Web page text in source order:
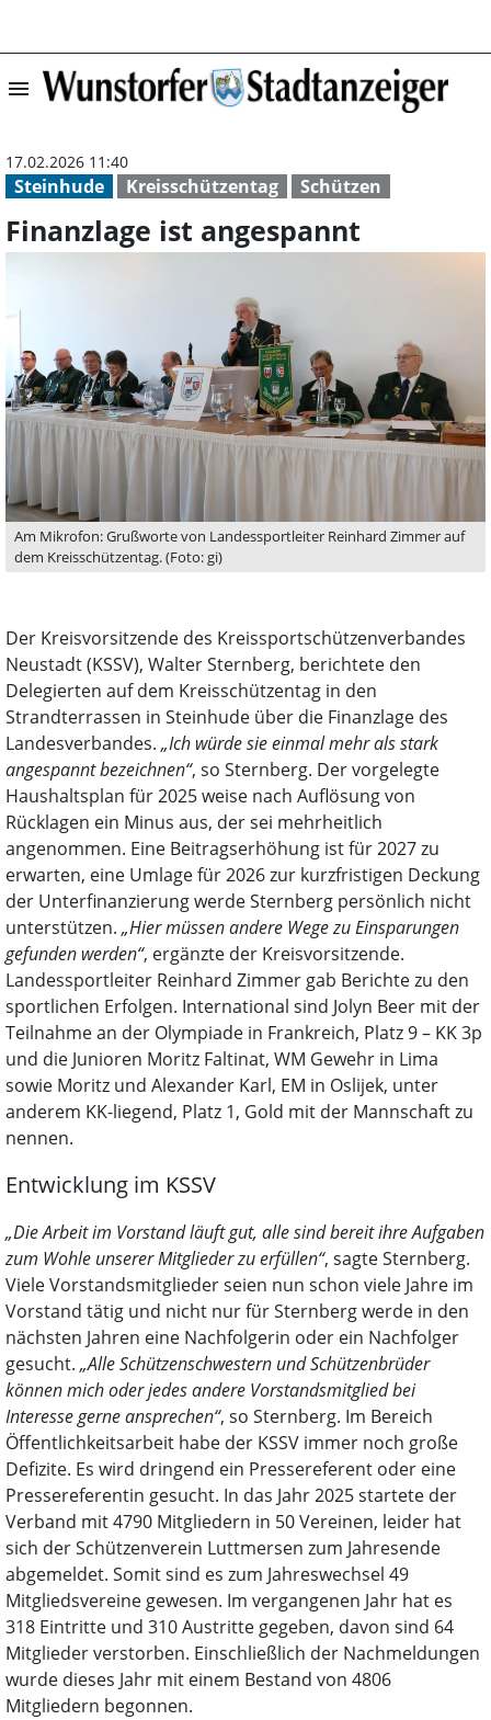
menu Finanzlage ist
Steinhude Kreisschützentag Schützen
17.02.2026 11:40
Finanzlage ist angespannt
Am Mikrofon: Grußworte von Landessportleiter Reinhard Zimmer auf
dem Kreisschützentag. (Foto: gi)
Der Kreisvorsitzende des Kreissportschützenverbandes
Neustadt (KSSV), Walter Sternberg, berichtete den
Delegierten auf dem Kreisschützentag in den
Strandterrassen in Steinhude über die Finanzlage des
Landesverbandes. „Ich würde sie einmal mehr als stark
angespannt bezeichnen“, so Sternberg. Der vorgelegte
Haushaltsplan für 2025 weise nach Auflösung von
Rücklagen ein Minus aus, der sei mehrheitlich
angenommen. Eine Beitragserhöhung ist für 2027 zu
erwarten, eine Umlage für 2026 zur kurzfristigen Deckung
der Unterfinanzierung werde Sternberg persönlich nicht
unterstützen. „Hier müssen andere Wege zu Einsparungen
gefunden werden“, ergänzte der Kreisvorsitzende.
Landessportleiter Reinhard Zimmer gab Berichte zu den
sportlichen Erfolgen. International sind Jolyn Beer mit der
Teilnahme an der Olympiade in Frankreich, Platz 9 – KK 3p
und die Junioren Moritz Faltinat, WM Gewehr in Lima
sowie Moritz und Alexander Karl, EM in Oslijek, unter
anderem KK-liegend, Platz 1, Gold mit der Mannschaft zu
nennen.
Entwicklung im KSSV
„Die Arbeit im Vorstand läuft gut, alle sind bereit ihre Aufgaben
zum Wohle unserer Mitglieder zu erfüllen“, sagte Sternberg.
Viele Vorstandsmitglieder seien nun schon viele Jahre im
Vorstand tätig und nicht nur für Sternberg werde in den
nächsten Jahren eine Nachfolgerin oder ein Nachfolger
gesucht. „Alle Schützenschwestern und Schützenbrüder
können mich oder jedes andere Vorstandsmitglied bei
Interesse gerne ansprechen“, so Sternberg. Im Bereich
Öffentlichkeitsarbeit habe der KSSV immer noch große
Defizite. Es wird dringend ein Pressereferent oder eine
Pressereferentin gesucht. In das Jahr 2025 startete der
Verband mit 4790 Mitgliedern in 50 Vereinen, leider hat
sich der Schützenverein Luttmersen zum Jahresende
abgemeldet. Somit sind es zum Jahreswechsel 49
Mitgliedsvereine gewesen. Im vergangenen Jahr hat es
318 Eintritte und 310 Austritte gegeben, davon sind 64
Mitglieder verstorben. Einschließlich der Nachmeldungen
wurde dieses Jahr mit einem Bestand von 4806
Mitgliedern begonnen.